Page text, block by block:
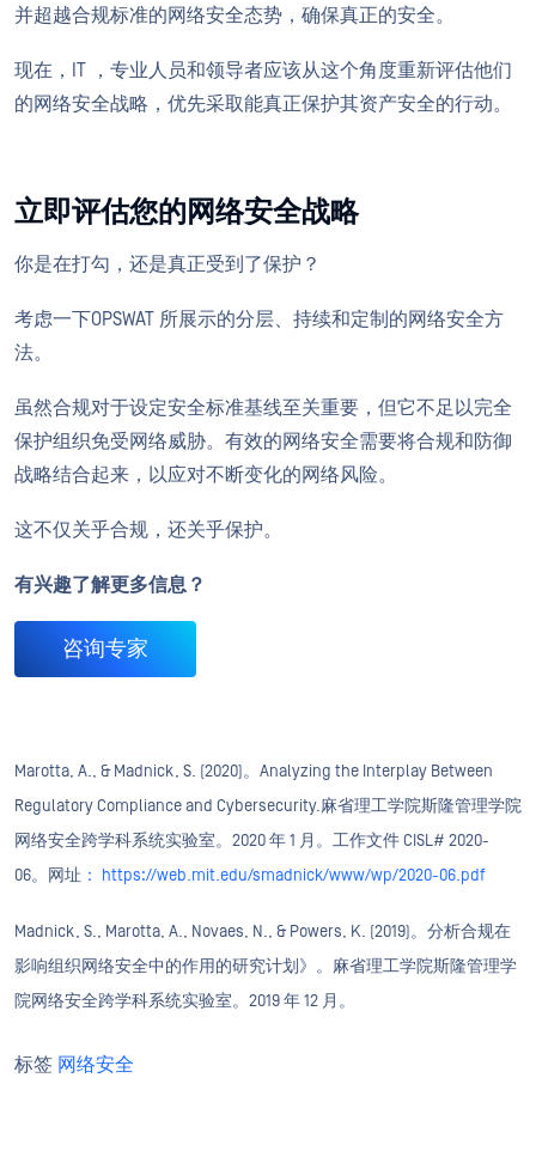
并超越合规标准的网络安全态势，确保真正的安全。
现在，IT ，专业人员和领导者应该从这个角度重新评估他们
的网络安全战略，优先采取能真正保护其资产安全的行动。
立即评估您的网络安全战略
你是在打勾，还是真正受到了保护？
考虑一下OPSWAT 所展示的分层、持续和定制的网络安全方
法。
虽然合规对于设定安全标准基线至关重要，但它不足以完全
保护组织免受网络威胁。有效的网络安全需要将合规和防御
战略结合起来，以应对不断变化的网络风险。
这不仅关乎合规，还关乎保护。
有兴趣了解更多信息？
咨询专家
Marotta, A., & Madnick, S. (2020)。Analyzing the Interplay Between
Regulatory Compliance and Cybersecurity.麻省理工学院斯隆管理学院
网络安全跨学科系统实验室。2020 年 1 月。工作文件 CISL# 2020-
06。网址 ： https://web.mit.edu/smadnick/www/wp/2020-06.pdf
Madnick, S., Marotta, A., Novaes, N., & Powers, K. (2019)。分析合规在
影响组织网络安全中的作用的研究计划》。麻省理工学院斯隆管理学
院网络安全跨学科系统实验室。2019 年 12 月。
标签 网络安全